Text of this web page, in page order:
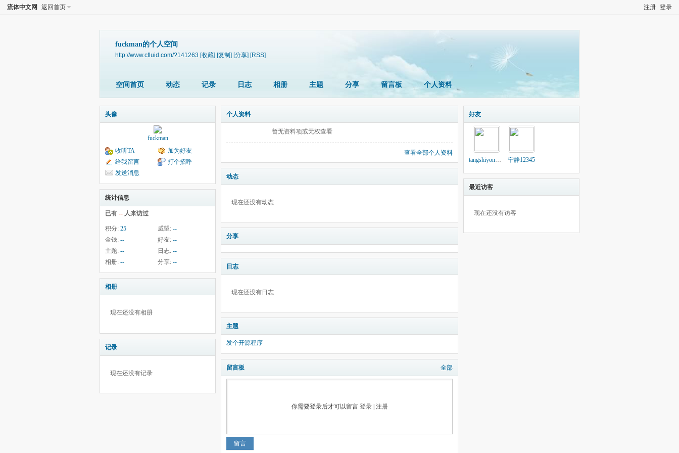
注册 登录
流体中文网 返回首页
fuckman的个人空间
http://www.cfluid.com/?141263 [收藏] [复制] [分享] [RSS]
空间首页 动态 记录 日志 相册 主题 分享 留言板 个人资料
头像
fuckman
收听TA
加为好友
给我留言
打个招呼
发送消息
统计信息
已有 -- 人来访过
积分: 25 威望: --
金钱: -- 好友: --
主题: -- 日志: --
相册: -- 分享: --
相册
现在还没有相册
记录
现在还没有记录
个人资料
暂无资料项或无权查看
查看全部个人资料
动态
现在还没有动态
分享
日志
现在还没有日志
主题
发个开源程序
留言板 全部
你需要登录后才可以留言 登录| 注册
留言
好友
tangshiyong2004 宁静12345
最近访客
现在还没有访客